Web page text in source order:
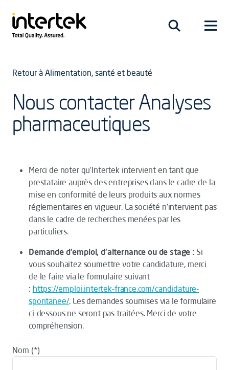
Retour à Alimentation, santé et beauté
Nous contacter Analyses
pharmaceutiques
Merci de noter qu’Intertek intervient en tant que
prestataire auprès des entreprises dans le cadre de la
mise en conformité de leurs produits aux normes
réglementaires en vigueur. La société n’intervient pas
dans le cadre de recherches menées par les
particuliers.
Demande d'emploi, d'alternance ou de stage : Si
vous souhaitez soumettre votre candidature, merci
de le faire via le formulaire suivant
: https://emploi.intertek-france.com/candidature-
spontanee/. Les demandes soumises via le formulaire
ci-dessous ne seront pas traitées. Merci de votre
compréhension.
Nom